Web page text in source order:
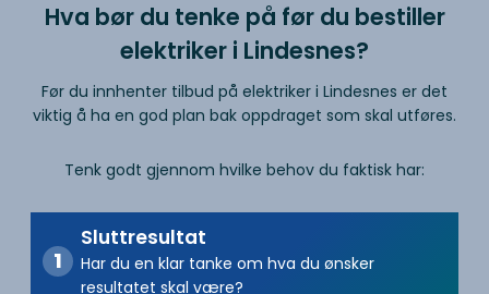
Hva bør du tenke på før du bestiller
elektriker i Lindesnes?
Før du innhenter tilbud på elektriker i Lindesnes er det
viktig å ha en god plan bak oppdraget som skal utføres.
Tenk godt gjennom hvilke behov du faktisk har:
Sluttresultat
Har du en klar tanke om hva du ønsker
resultatet skal være?